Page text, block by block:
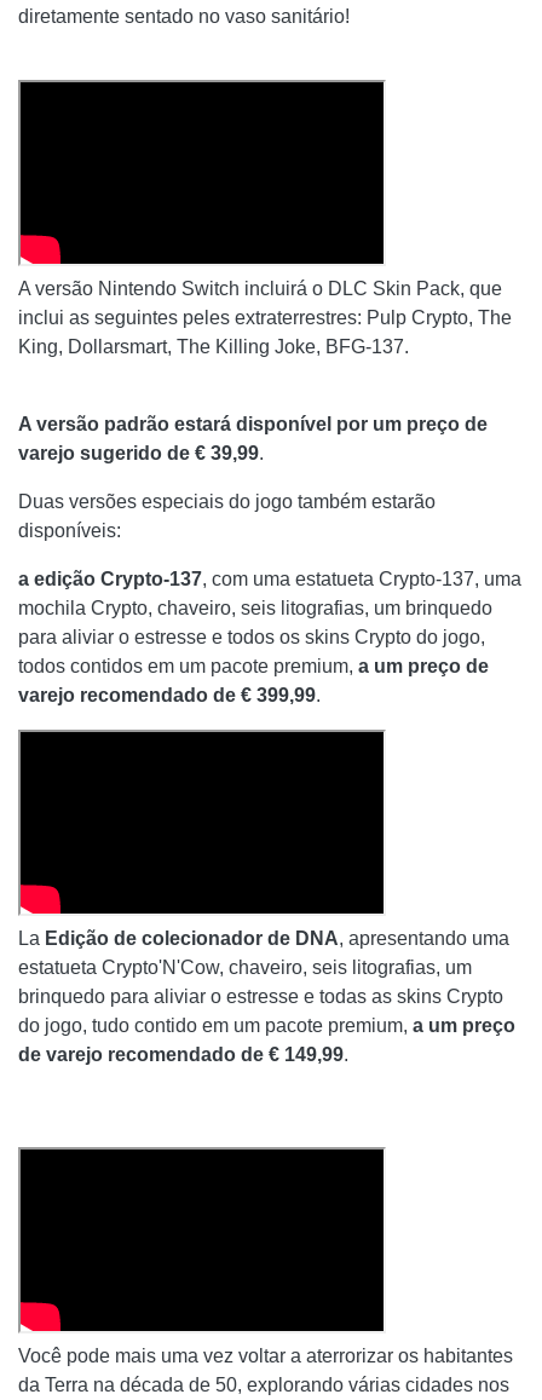
diretamente sentado no vaso sanitário!
A versão Nintendo Switch incluirá o DLC Skin Pack, que
inclui as seguintes peles extraterrestres: Pulp Crypto, The
King, Dollarsmart, The Killing Joke, BFG-137.
A versão padrão estará disponível por um preço de
varejo sugerido de € 39,99.
Duas versões especiais do jogo também estarão
disponíveis:
a edição Crypto-137, com uma estatueta Crypto-137, uma
mochila Crypto, chaveiro, seis litografias, um brinquedo
para aliviar o estresse e todos os skins Crypto do jogo,
todos contidos em um pacote premium, a um preço de
varejo recomendado de € 399,99.
La Edição de colecionador de DNA, apresentando uma
estatueta Crypto'N'Cow, chaveiro, seis litografias, um
brinquedo para aliviar o estresse e todas as skins Crypto
do jogo, tudo contido em um pacote premium, a um preço
de varejo recomendado de € 149,99.
Você pode mais uma vez voltar a aterrorizar os habitantes
da Terra na década de 50, explorando várias cidades nos